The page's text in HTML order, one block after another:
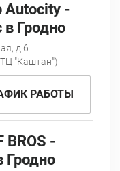
Autocity -
в Гродно
д.6
"Каштан")
РАБОТЫ
BROS -
Гродно